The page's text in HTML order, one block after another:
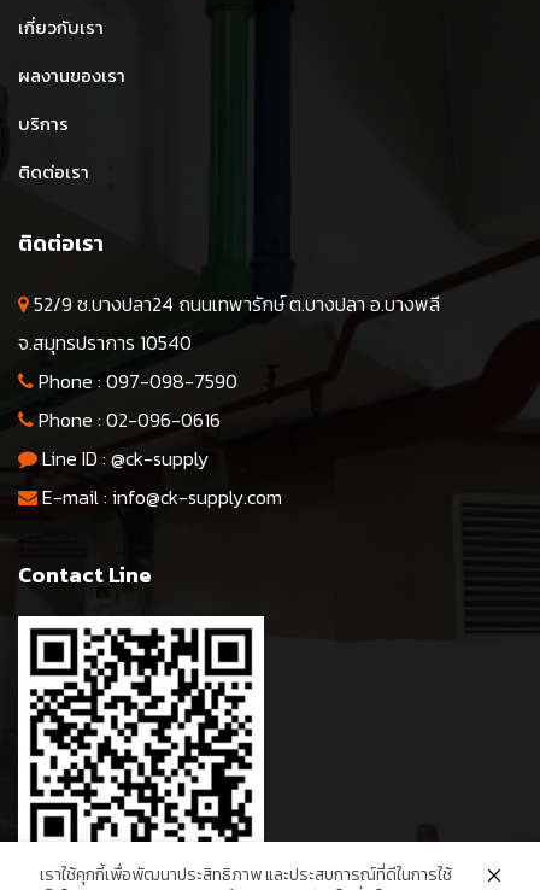
เกี่ยวกับเรา
ผลงานของเรา
บริการ
ติดต่อเรา
ติดต่อเรา
52/9 ซ.บางปลา24 ถนนเทพารักษ์ ต.บางปลา อ.บางพลี
จ.สมุทรปราการ 10540
Phone : 097-098-7590
Phone : 02-096-0616
Line ID :@ck-supply
E-mail : info@ck-supply.com
Contact Line
เราใช้คุกกี้เพื่อพัฒนาประสิทธิภาพ และประสบการณ์ที่ดีในการใช้